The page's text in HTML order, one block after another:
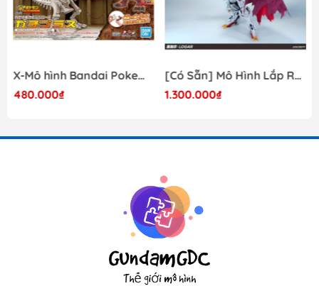
X-Mô hình Bandai Pokemon PLAMO COLLECTION Fossil Pokemon Series Tyrantrum
480.000₫
[Có Sẵn] Mô Hình Lắp Ráp 1/60 Barbatos Logar Wolf Remains Meavy Industries
1.300.000₫